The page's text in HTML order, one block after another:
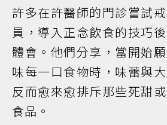
許多在許醫師的門診嘗試
員，導入正念飲食的技巧
體會。他們分享，當開始
味每一口食物時，味蕾與
反而愈來愈排斥那些死甜
食品。